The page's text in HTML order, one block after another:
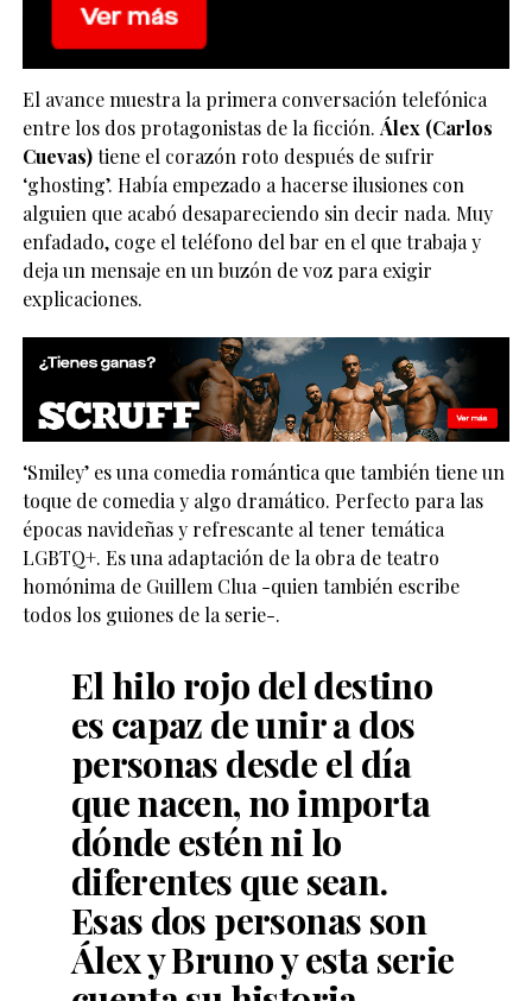
El avance muestra la primera conversación telefónica
entre los dos protagonistas de la ficción. Álex (Carlos
Cuevas)tiene el corazón roto después de sufrir
‘ghosting’. Había empezado a hacerse ilusiones con
alguien que acabó desapareciendo sin decir nada. Muy
enfadado, coge el teléfono del bar en el que trabaja y
deja un mensaje en un buzón de voz para exigir
explicaciones.
‘Smiley’ es una comedia romántica que también tiene un
toque de comedia y algo dramático. Perfecto para las
épocas navideñas y refrescante al tener temática
LGBTQ+. Es una adaptación de la obra de teatro
homónima de Guillem Clua -quien también escribe
todos los guiones de la serie-.
El hilo rojo del destino
es capaz de unir a dos
personas desde el día
que nacen, no importa
dónde estén ni lo
diferentes que sean.
Esas dos personas son
Álex y Bruno y esta serie